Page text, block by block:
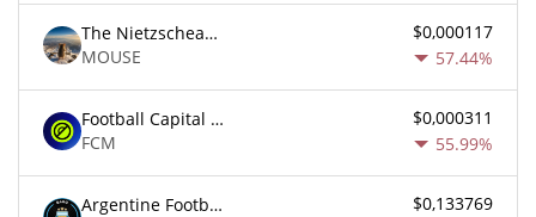
The Nietzschean Mouse
MOUSE
$0,000117
57.44%
Football Capital Markets
FCM
$0,000311
55.99%
Argentine Football Association Fan Token
$0,133769